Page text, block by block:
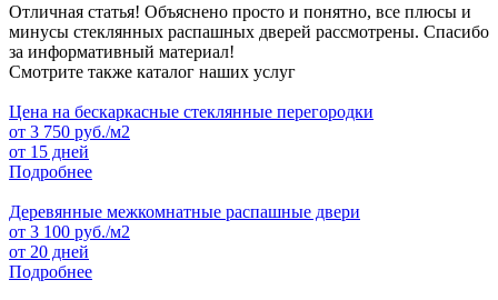
Отличная статья! Объяснено просто и понятно, все плюсы и
минусы стеклянных распашных дверей рассмотрены. Спасибо
за информативный материал!
Смотрите также каталог наших услуг
Цена на бескаркасные стеклянные перегородки
от 3 750 руб./м2
от 15 дней
Подробнее
Деревянные межкомнатные распашные двери
от 3 100 руб./м2
от 20 дней
Подробнее